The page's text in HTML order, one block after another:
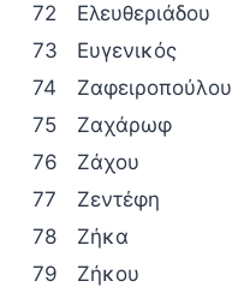
72
Ελευθεριάδου
73
Ευγενικός
74
Ζαφειροπούλου
75
Ζαχάρωφ
76
Ζάχου
77
Ζεντέφη
78
Ζήκα
79
Ζήκου